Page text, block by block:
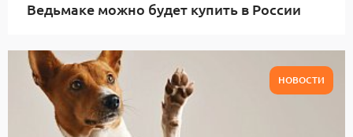
Ведьмаке можно будет купить в России
НОВОСТИ